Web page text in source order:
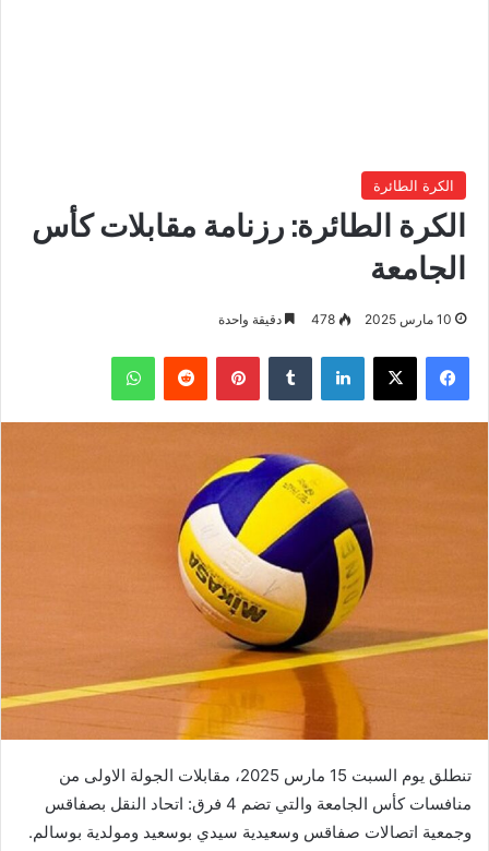
الكرة الطائرة
الكرة الطائرة: رزنامة مقابلات كأس
الجامعة
10 مارس 2025 478 دقيقة واحدة
فيسبوك ‫X لينكدإن بينتيريست واتساب
تنطلق يوم السبت 15 مارس 2025، مقابلات الجولة الاولى من
منافسات كأس الجامعة والتي تضم 4 فرق: اتحاد النقل بصفاقس
وجمعية اتصالات صفاقس وسعيدية سيدي بوسعيد ومولدية بوسالم.